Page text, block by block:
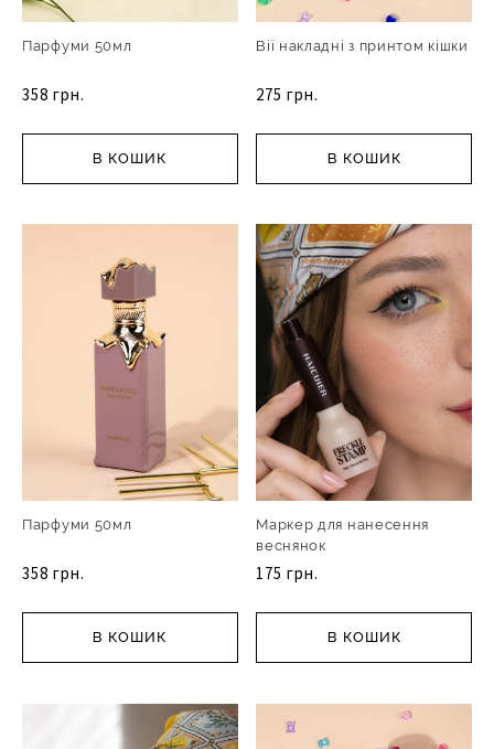
Парфуми 50мл
358 грн.
В КОШИК
Вії накладні з принтом кішки
275 грн.
В КОШИК
Парфуми 50мл
358 грн.
В КОШИК
Маркер для нанесення
веснянок
175 грн.
В КОШИК